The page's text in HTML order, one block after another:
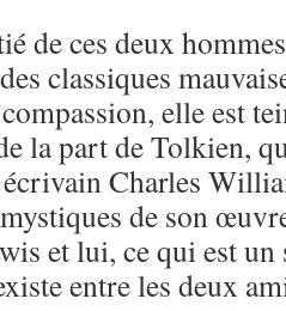
de ces deux
classiques
elle est
la part de Tolkien,
Charles
de son
et lui, ce qui est un
entre les deux